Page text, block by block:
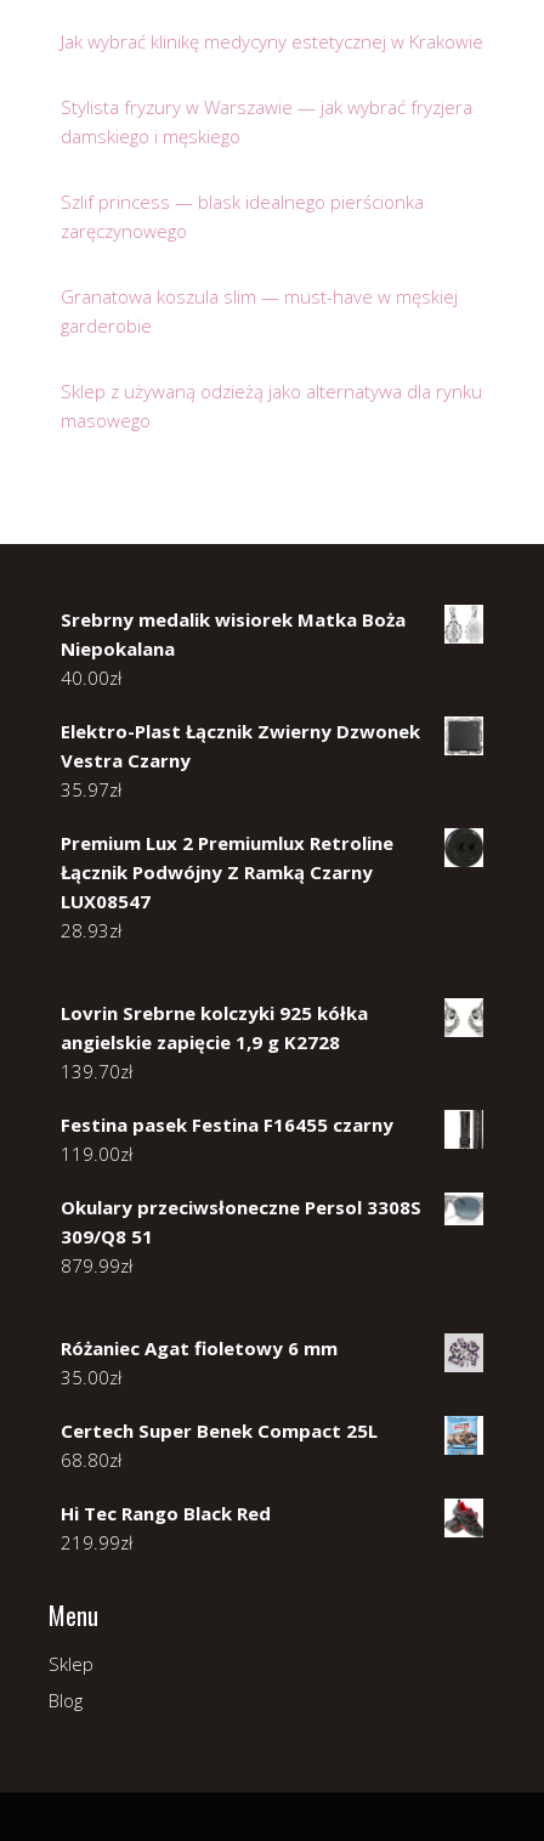
Jak wybrać klinikę medycyny estetycznej w Krakowie
Stylista fryzury w Warszawie — jak wybrać fryzjera
damskiego i męskiego
Szlif princess — blask idealnego pierścionka
zaręczynowego
Granatowa koszula slim — must-have w męskiej
garderobie
Sklep z używaną odzieżą jako alternatywa dla rynku
masowego
Srebrny medalik wisiorek Matka Boża
Niepokalana
40.00zł
Elektro-Plast Łącznik Zwierny Dzwonek
Vestra Czarny
35.97zł
Premium Lux 2 Premiumlux Retroline
Łącznik Podwójny Z Ramką Czarny
LUX08547
28.93zł
Lovrin Srebrne kolczyki 925 kółka
angielskie zapięcie 1,9 g K2728
139.70zł
Festina pasek Festina F16455 czarny
119.00zł
Okulary przeciwsłoneczne Persol 3308S
309/Q8 51
879.99zł
Różaniec Agat fioletowy 6 mm
35.00zł
Certech Super Benek Compact 25L
68.80zł
Hi Tec Rango Black Red
219.99zł
Menu
Sklep
Blog